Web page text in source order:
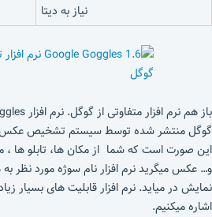
نیاز به دیتا
گوگل منتشر شده توسط سیستم تشخیص عکس
این صورت است که شما از مکان ها، تابلو ها ،
و… عکس میگرید نرم افزار نام سوژه مورد نظر
نمایش در میاید. نرم افزار قابلیت های بسیار
اشاره میکنیم.